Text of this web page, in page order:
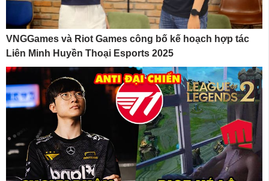
VNGGames và Riot Games công bố kế hoạch hợp tác
Liên Minh Huyền Thoại Esports 2025